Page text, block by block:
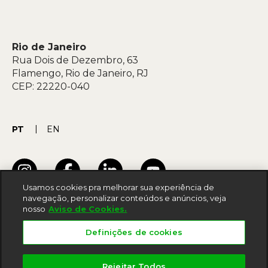
Rio de Janeiro
Rua Dois de Dezembro, 63
Flamengo, Rio de Janeiro, RJ
CEP: 22220-040
PT EN
Política de privacidade
Usamos cookies pra melhorar sua experiência de
navegação, personalizar conteúdos e anúncios, veja
nosso Aviso de Cookies.
Definições de cookies